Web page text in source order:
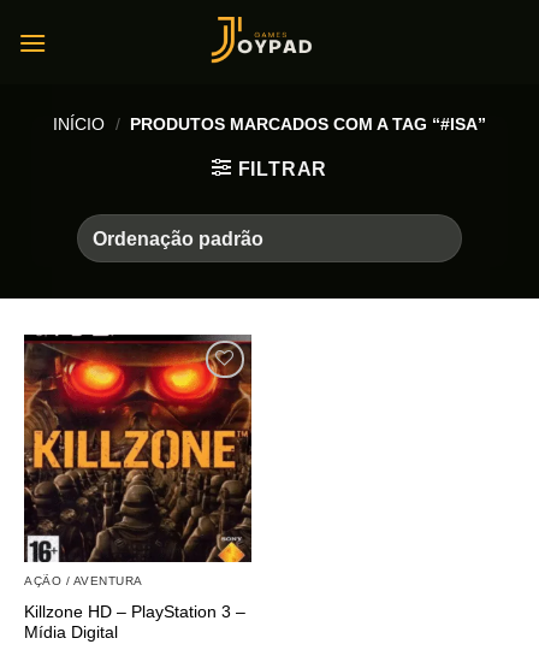
INÍCIO / PRODUTOS MARCADOS COM A TAG “#ISA”
FILTRAR
AÇÃO / AVENTURA
Killzone HD – PlayStation 3 –
Mídia Digital